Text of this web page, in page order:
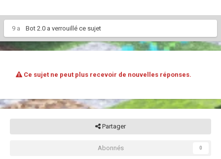
9 a Bot 2.0 a verrouillé ce sujet
Ce sujet ne peut plus recevoir de nouvelles réponses.
Partager
Abonnés 0